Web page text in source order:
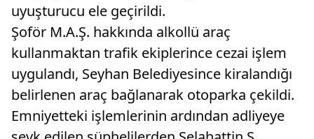
uyuşturucu ele geçirildi.
Şoför M.A.Ş. hakkında alkollü araç
kullanmaktan trafik ekiplerince cezai işlem
uygulandı, Seyhan Belediyesince kiralandığı
belirlenen araç bağlanarak otoparka çekildi.
Emniyetteki işlemlerinin ardından adliyeye